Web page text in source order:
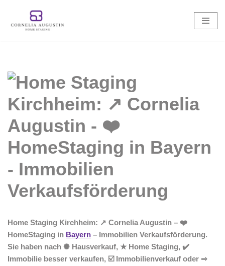
Zum
Home Staging Kirchheim: ↗️ Cornelia Augustin – ❤️
HomeStaging in Bayern – Immobilien Verkaufsförderung.
Sie haben nach ✺ Hausverkauf, ★ Home Staging, ✔️
Immobilie besser verkaufen, ☑️ Immobilienverkauf oder ⇒